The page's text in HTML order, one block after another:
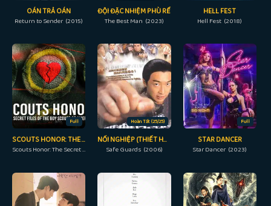
OÁN TRẢ OÁN
Return to Sender (2015)
ĐỘI ĐẶC NHIỆM PHÙ RỂ
The Best Man (2023)
HELL FEST
Hell Fest (2018)
Full
SCOUTS HONOR: THE SECRET FILES OF THE BOY SCOUTS OF AMERICA
Scouts Honor: The Secret Files of the Boy Scouts of America (2023)
Hoàn Tất (25/25)
NỐI NGHIỆP (THIẾT HUYẾT BẢO TIÊU)
Safe Guards (2006)
Full
STAR DANCER
Star Dancer (2023)